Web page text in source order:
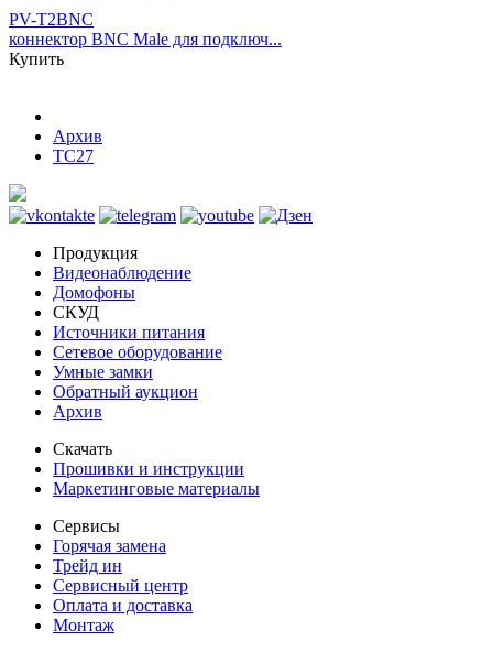
PV-T2BNC
коннектор BNC Male для подключ...
Купить
Архив
TC27
Продукция
Видеонаблюдение
Домофоны
СКУД
Источники питания
Сетевое оборудование
Умные замки
Обратный аукцион
Архив
Скачать
Прошивки и инструкции
Маркетинговые материалы
Сервисы
Горячая замена
Трейд ин
Сервисный центр
Оплата и доставка
Монтаж